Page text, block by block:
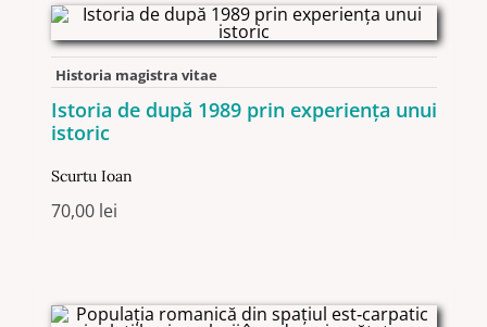
Historia magistra vitae
Istoria de după 1989 prin experiența unui
istoric
Scurtu Ioan
70,00 lei